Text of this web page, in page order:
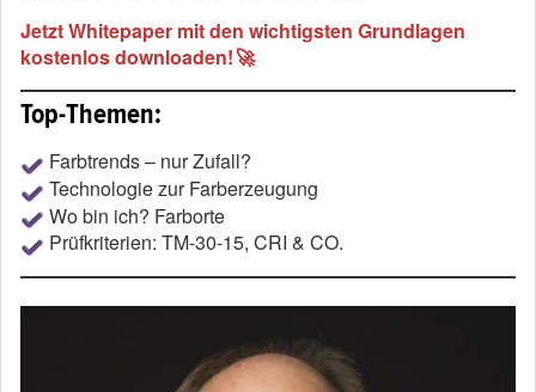
Jetzt Whitepaper mit den wichtigsten Grundlagen
kostenlos downloaden! 🚀
Top-Themen:
Farbtrends – nur Zufall?
Technologie zur Farberzeugung
Wo bin ich? Farborte
Prüfkriterien: TM-30-15, CRI & CO.